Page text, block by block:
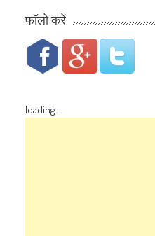
फॉलो करें
loading...